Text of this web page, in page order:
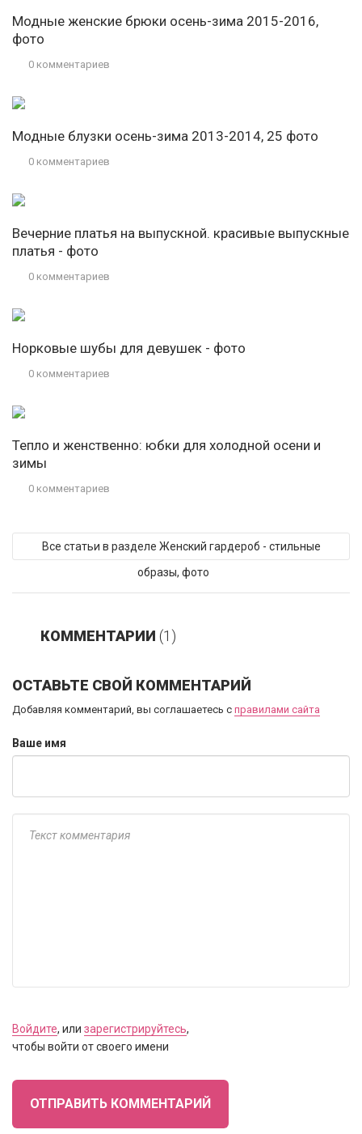
Модные женские брюки осень-зима 2015-2016,
фото
0 комментариев
Модные блузки осень-зима 2013-2014, 25 фото
0 комментариев
Вечерние платья на выпускной. красивые выпускные
платья - фото
0 комментариев
Норковые шубы для девушек - фото
0 комментариев
Тепло и женственно: юбки для холодной осени и
зимы
0 комментариев
Все статьи в разделе Женский гардероб - стильные
образы, фото
КОММЕНТАРИИ (1)
ОСТАВЬТЕ СВОЙ КОММЕНТАРИЙ
Добавляя комментарий, вы соглашаетесь с правилами сайта
Ваше имя
Войдите, или зарегистрируйтесь,
чтобы войти от своего имени
ОТПРАВИТЬ КОММЕНТАРИЙ